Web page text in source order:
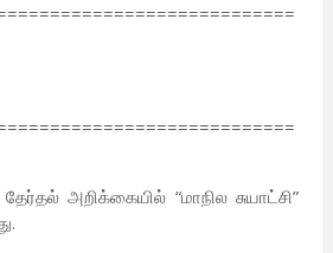
அறிக்கையில் “மாநில சுயாட்சி”